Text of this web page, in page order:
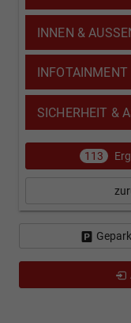
INNEN & AUSSEN
INFOTAINMENT
SICHERHEIT &
113